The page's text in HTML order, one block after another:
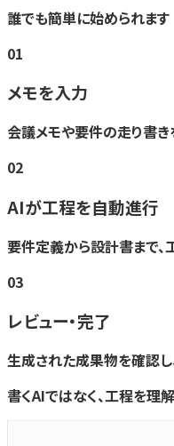
誰でも簡単に始められます
01
メモを入力
会議メモや要件の走り書き
02
AIが工程を自動進行
要件定義から設計書まで、
03
レビュー・完了
生成された成果物を確認し
書くAIではなく、工程を理